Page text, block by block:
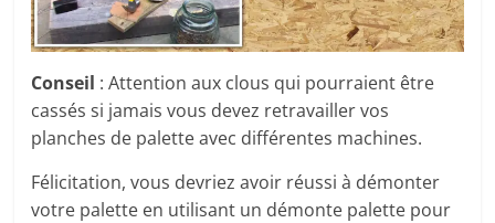
Conseil : Attention aux clous qui pourraient être
cassés si jamais vous devez retravailler vos
planches de palette avec différentes machines.
Félicitation, vous devriez avoir réussi à démonter
votre palette en utilisant un démonte palette pour